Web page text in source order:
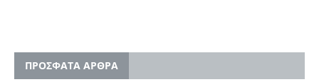
ΠΡΟΣΦΑΤΑ ΑΡΘΡΑ